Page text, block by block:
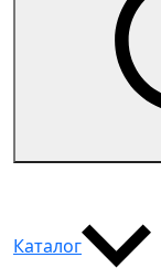
Каталог